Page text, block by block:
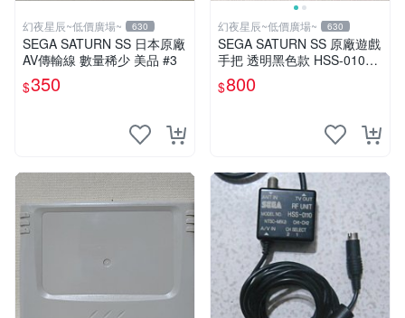
幻夜星辰~低價廣場~ 630
SEGA SATURN SS 日本原廠
AV傳輸線 數量稀少 美品 #3
$350
幻夜星辰~低價廣場~ 630
SEGA SATURN SS 原廠遊戲
手把 透明黑色款 HSS-0101
BB0266
$800